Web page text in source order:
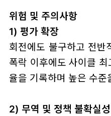
위험 및 주의사항
1) 평가 확장
회전에도 불구하고 전
폭락 이후에도 사이클
율을 기록하며 높은 수준
2) 무역 및 정책 불확실성